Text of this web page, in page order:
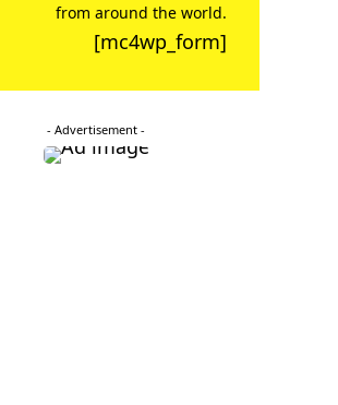
from around the world.
[mc4wp_form]
- Advertisement -